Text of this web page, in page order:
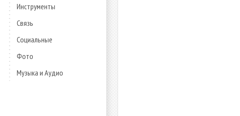
Инструменты
Связь
Социальные
Фото
Музыка и Аудио